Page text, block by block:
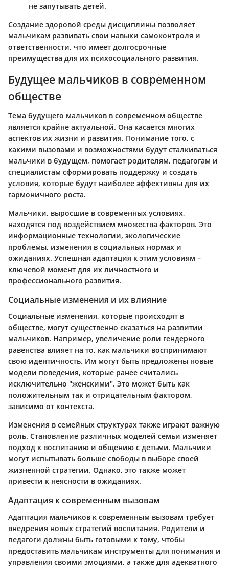
не запутывать детей.
Создание здоровой среды дисциплины позволяет
мальчикам развивать свои навыки самоконтроля и
ответственности, что имеет долгосрочные
преимущества для их психосоциального развития.
Будущее мальчиков в современном
обществе
Тема будущего мальчиков в современном обществе
является крайне актуальной. Она касается многих
аспектов их жизни и развития. Понимание того, с
какими вызовами и возможностями будут сталкиваться
мальчики в будущем, помогает родителям, педагогам и
специалистам сформировать поддержку и создать
условия, которые будут наиболее эффективны для их
гармоничного роста.
Мальчики, выросшие в современных условиях,
находятся под воздействием множества факторов. Это
информационные технологии, экологические
проблемы, изменения в социальных нормах и
ожиданиях. Успешная адаптация к этим условиям –
ключевой момент для их личностного и
профессионального развития.
Социальные изменения и их влияние
Социальные изменения, которые происходят в
обществе, могут существенно сказаться на развитии
мальчиков. Например, увеличение роли гендерного
равенства влияет на то, как мальчики воспринимают
свою идентичность. Им могут быть предложены новые
модели поведения, которые ранее считались
исключительно "женскими". Это может быть как
положительным так и отрицательным фактором,
зависимо от контекста.
Изменения в семейных структурах также играют важную
роль. Становление различных моделей семьи изменяет
подход к воспитанию и общению с детьми. Мальчики
могут испытывать больше свободы в выборе своей
жизненной стратегии. Однако, это также может
привести к неясности в ожиданиях.
Адаптация к современным вызовам
Адаптация мальчиков к современным вызовам требует
внедрения новых стратегий воспитания. Родители и
педагоги должны быть готовыми к тому, чтобы
предоставить мальчикам инструменты для понимания и
управления своими эмоциями, а также для адекватного